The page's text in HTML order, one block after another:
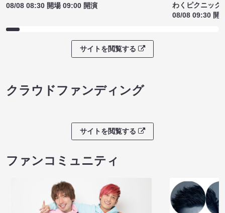
08/08 08:30 開場 09:00 開演
わくピクニック
08/08 09:30 開
サイトを閲覧する
クラウドファンディング
サイトを閲覧する
ファンコミュニティ